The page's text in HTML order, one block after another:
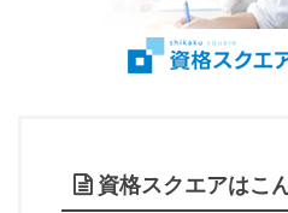
資格スクエアはこ